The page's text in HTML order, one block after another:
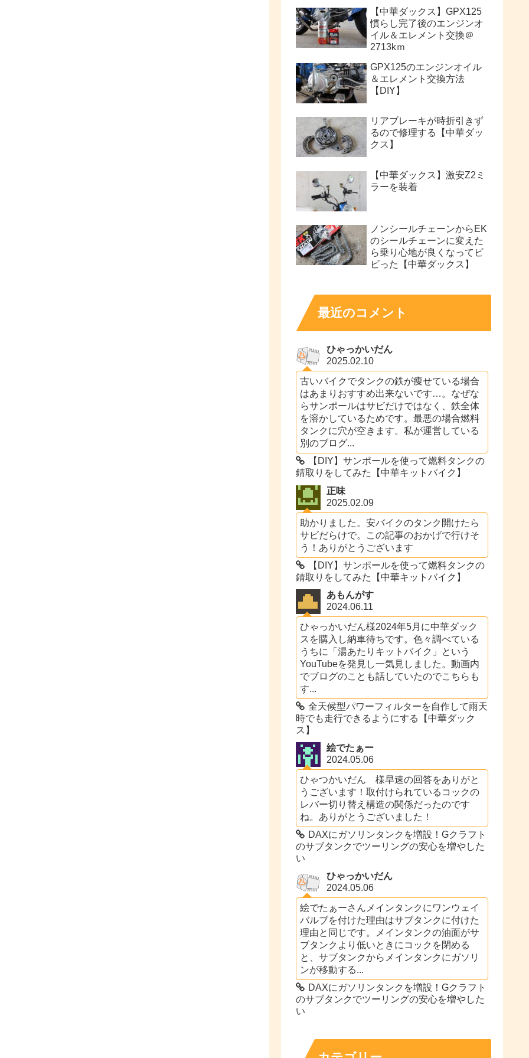
【中華ダックス】GPX125
慣らし完了後のエンジンオ
イル＆エレメント交換＠
2713kｍ
GPX125のエンジンオイル
＆エレメント交換方法
【DIY】
リアブレーキが時折引きず
るので修理する【中華ダッ
クス】
【中華ダックス】激安Z2ミ
ラーを装着
ノンシールチェーンからEK
のシールチェーンに変えた
ら乗り心地が良くなってビ
ビった【中華ダックス】
最近のコメント
ひゃっかいだん
2025.02.10
古いバイクでタンクの鉄が痩せている場合
はあまりおすすめ出来ないです…。なぜな
らサンポールはサビだけではなく、鉄全体
を溶かしているためです。最悪の場合燃料
タンクに穴が空きます。私が運営している
別のブログ...
【DIY】サンポールを使って燃料タンクの
錆取りをしてみた【中華キットバイク】
正味
2025.02.09
助かりました。安バイクのタンク開けたら
サビだらけで。この記事のおかげで行けそ
う！ありがとうございます
【DIY】サンポールを使って燃料タンクの
錆取りをしてみた【中華キットバイク】
あもんがす
2024.06.11
ひゃっかいだん様2024年5月に中華ダック
スを購入し納車待ちです。色々調べている
うちに「湯あたりキットバイク」という
YouTubeを発見し一気見しました。動画内
でブログのことも話していたのでこちらも
す...
全天候型パワーフィルターを自作して雨天
時でも走行できるようにする【中華ダック
ス】
絵でたぁー
2024.05.06
ひゃつかいだん 様早速の回答をありがと
うございます！取付けられているコックの
レバー切り替え構造の関係だったのです
ね。ありがとうございました！
DAXにガソリンタンクを増設！Gクラフト
のサブタンクでツーリングの安心を増やした
い
ひゃっかいだん
2024.05.06
絵でたぁーさんメインタンクにワンウェイ
バルブを付けた理由はサブタンクに付けた
理由と同じです。メインタンクの油面がサ
ブタンクより低いときにコックを閉める
と、サブタンクからメインタンクにガソリ
ンが移動する...
DAXにガソリンタンクを増設！Gクラフト
のサブタンクでツーリングの安心を増やした
い